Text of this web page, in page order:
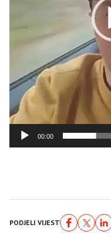
00:00
PODJELI VIJEST